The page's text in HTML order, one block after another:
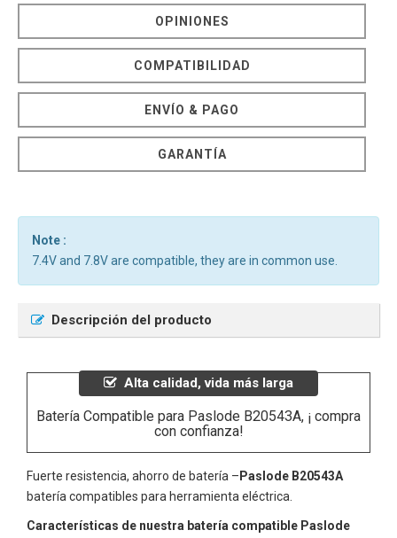
OPINIONES
COMPATIBILIDAD
ENVÍO & PAGO
GARANTÍA
Note :
7.4V and 7.8V are compatible, they are in common use.
Descripción del producto
Alta calidad, vida más larga
Batería Compatible para Paslode B20543A, ¡ compra
con confianza!
Fuerte resistencia, ahorro de batería – Paslode B20543A
batería compatibles para herramienta eléctrica.
Características de nuestra batería compatible Paslode